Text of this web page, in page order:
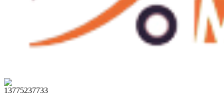
13775237733